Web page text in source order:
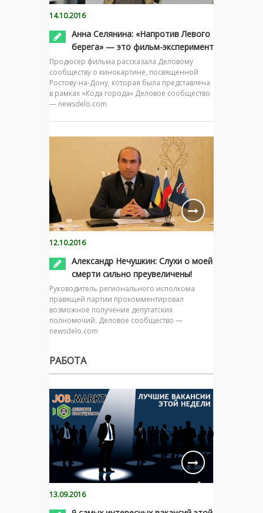
14.10.2016
Анна Селянина: «Напротив Левого
берега» — это фильм-эксперимент
Продюсер фильма рассказала Деловому
сообществу о кинокартине, посвященной
Ростову-на-Дону, которая была представлена
в рамках «Кода города» Деловое сообщество
— newsdelo.com
12.10.2016
Александр Нечушкин: Слухи о моей
смерти сильно преувеличены!
Руководитель регионального исполкома
правящей партии прокомментировал
возможное получение депутатских
полномочий. Деловое сообщество —
newsdelo.com
РАБОТА
13.09.2016